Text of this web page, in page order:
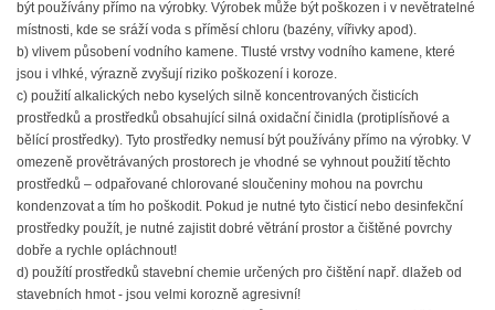
být používány přímo na výrobky. Výrobek může být poškozen i v nevětratelné
místnosti, kde se sráží voda s příměsí chloru (bazény, vířivky apod).
b) vlivem působení vodního kamene. Tlusté vrstvy vodního kamene, které
jsou i vlhké, výrazně zvyšují riziko poškození i koroze.
c) použití alkalických nebo kyselých silně koncentrovaných čisticích
prostředků a prostředků obsahující silná oxidační činidla (protiplísňové a
bělící prostředky). Tyto prostředky nemusí být používány přímo na výrobky. V
omezeně provětrávaných prostorech je vhodné se vyhnout použití těchto
prostředků – odpařované chlorované sloučeniny mohou na povrchu
kondenzovat a tím ho poškodit. Pokud je nutné tyto čisticí nebo desinfekční
prostředky použít, je nutné zajistit dobré větrání prostor a čištěné povrchy
dobře a rychle opláchnout!
d) použítí prostředků stavební chemie určených pro čištění např. dlažeb od
stavebních hmot - jsou velmi korozně agresivní!